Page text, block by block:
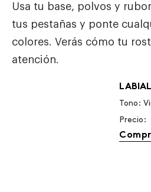
Usa tu base, polvos y
tus pestañas y ponte
colores. Verás cómo tu
atención.
Tono:
Precio: